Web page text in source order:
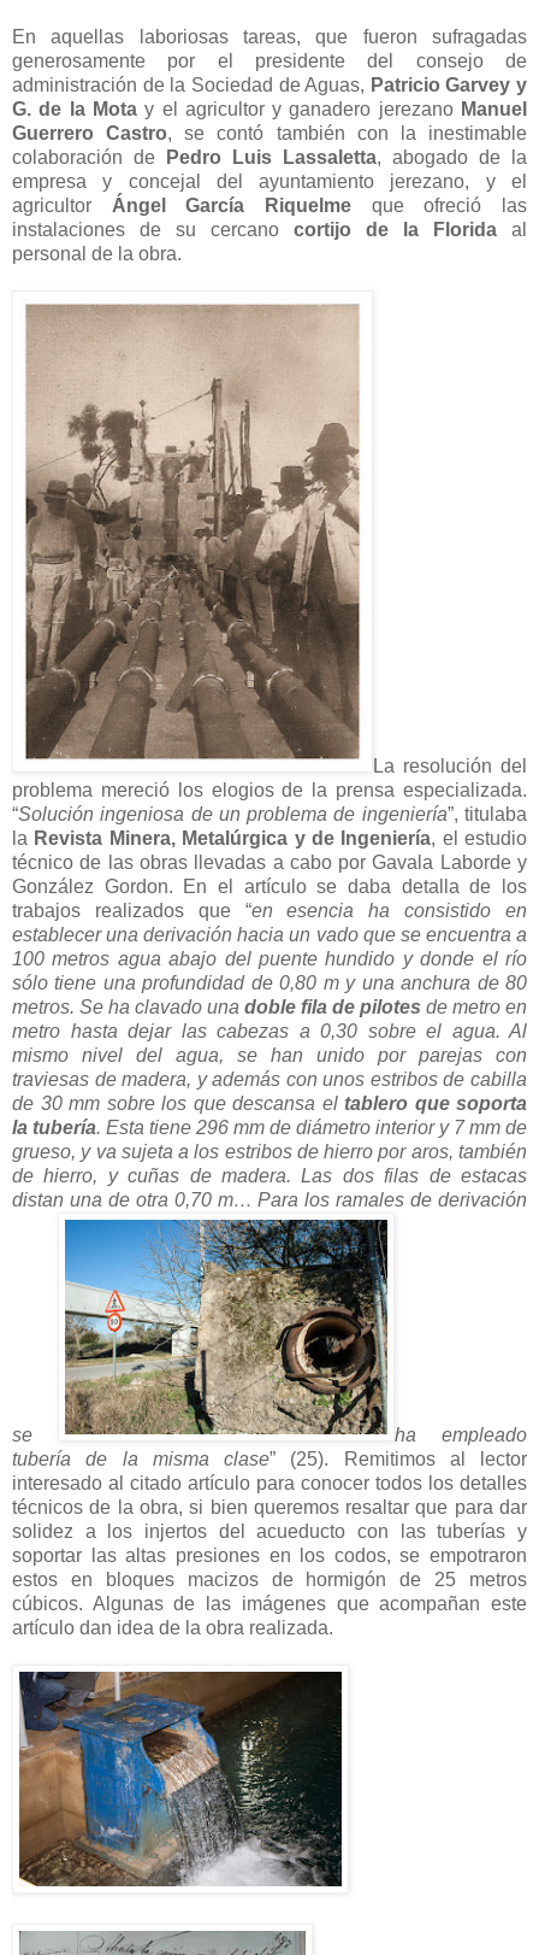
En aquellas laboriosas tareas, que fueron sufragadas
generosamente por el presidente del consejo de
administración de la Sociedad de Aguas, Patricio Garvey y
G. de la Motay el agricultor y ganadero jerezano Manuel
Guerrero Castro, se contó también con la inestimable
colaboración de
Pedro Luis Lassaletta, abogado de la
empresa y concejal del ayuntamiento jerezano, y el
agricultor Ángel García Riquelme que ofreció las
instalaciones de su cercano cortijo de la Florida al
personal de la obra.
La resolución del
problema mereció los elogios de la prensa especializada.
“Solución ingeniosa de un problema de ingeniería”, titulaba
la Revista Minera, Metalúrgica y de Ingeniería, el estudio
técnico de las obras llevadas a cabo por Gavala Laborde y
González Gordon. En el artículo se daba detalla de los
trabajos realizados que “en esencia ha consistido en
establecer una derivación hacia un vado que se encuentra a
100 metros agua abajo del puente hundido y donde el río
sólo tiene una profundidad de 0,80 m y una anchura de 80
metros. Se ha clavado una doble fila de pilotes de metro en
metro hasta dejar las cabezas a 0,30 sobre el agua. Al
mismo nivel del agua, se han unido por parejas con
traviesas de madera, y además con unos estribos de cabilla
de 30 mm sobre los que descansa el tablero que soporta
la tubería. Esta tiene 296 mm de diámetro interior y 7 mm de
grueso, y va sujeta a los estribos de hierro por aros, también
de hierro, y cuñas de madera. Las dos filas de estacas
distan una de otra 0,70 m… Para los ramales de derivación
se
ha empleado
tubería de la misma clase” (25). Remitimos al lector
interesado al citado artículo para conocer todos los detalles
técnicos de la obra, si bien queremos resaltar que para dar
solidez a los injertos del acueducto con las tuberías y
soportar las altas presiones en los codos, se empotraron
estos en bloques macizos de hormigón de 25 metros
cúbicos. Algunas de las imágenes que acompañan este
artículo dan idea de la obra realizada.